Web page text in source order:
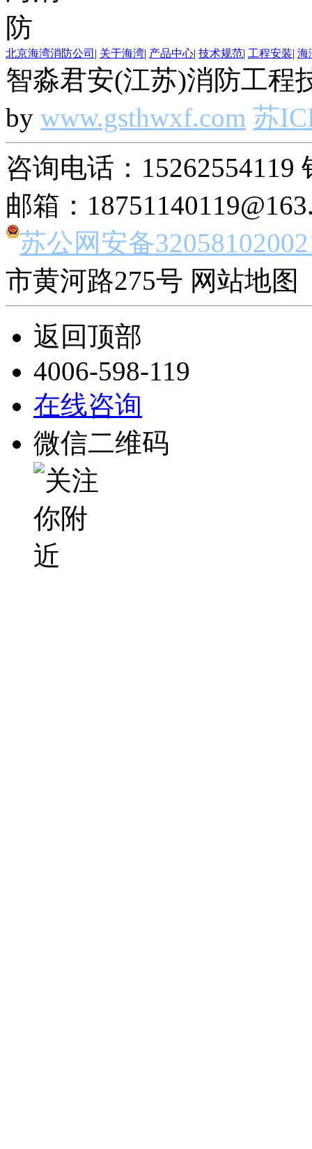
北京海湾消防公司 | 关于海湾| 产品中心| 技术规范| 工程安装| 海
智淼君安(江苏)消防工程
by www.gsthwxf.com 苏
咨询电话：15262554119
邮箱：
苏公网安备
市黄河路275号 网站地图
返回顶部
4006-598-119
在线咨询
微信二维码